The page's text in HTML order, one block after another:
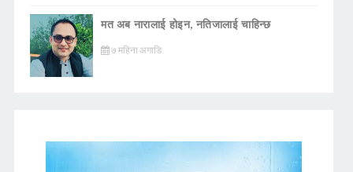
मत अब नारालाई होइन, नतिजालाई चाहिन्छ
७ महिना अगाडि